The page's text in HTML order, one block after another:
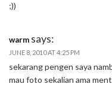
;))
warm says:
JUNE 8, 2010 AT 4:25 PM
sekarang pengen saya
mau foto sekalian ama